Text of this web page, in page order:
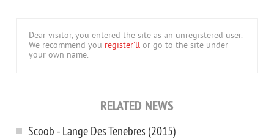
Dear visitor, you entered the site as an unregistered user.
We recommend you register'll or go to the site under
your own name.
RELATED NEWS
Scoob - Lange Des Tenebres (2015)